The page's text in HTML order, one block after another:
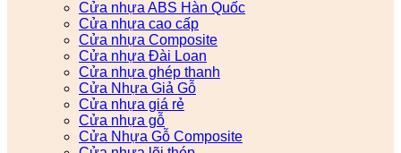
Cửa nhựa ABS Hàn Quốc
Cửa nhựa cao cấp
Cửa nhựa Composite
Cửa nhựa Đài Loan
Cửa nhựa ghép thanh
Cửa Nhựa Giả Gỗ
Cửa nhựa giá rẻ
Cửa nhựa gỗ
Cửa Nhựa Gỗ Composite